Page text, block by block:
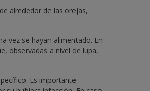
alrededor de las orejas,
vez se hayan alimentado. En
observadas a nivel de lupa,
Es importante